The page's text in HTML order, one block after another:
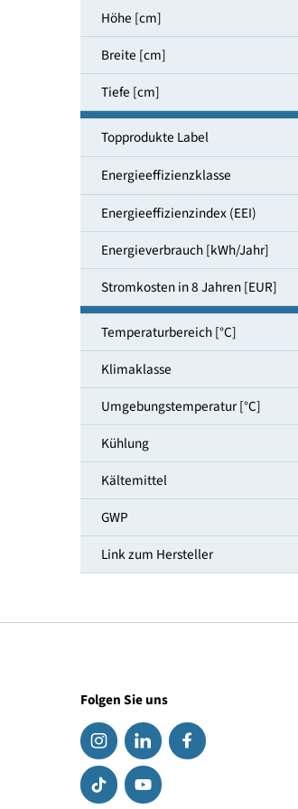
Nutzinhalt gesamt [l]
Höhe [cm]
Breite [cm]
Tiefe [cm]
Topprodukte Label
Energieeffizienzklasse
Energieeffizienzindex (EEI)
Energieverbrauch [kWh/Jahr]
Stromkosten in 8 Jahren [EUR]
Temperaturbereich [°C]
Klimaklasse
Umgebungstemperatur [°C]
Kühlung
Kältemittel
GWP